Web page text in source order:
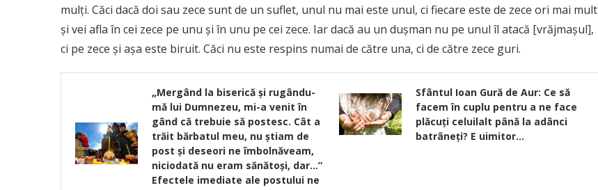
mulţi. Căci dacă doi sau zece sunt de un suflet, unul nu mai este unul, ci fiecare este de zece ori mai mult
şi vei afla în cei zece pe unu şi în unu pe cei zece. Iar dacă au un duşman nu pe unul îl atacă [vrăjmaşul],
ci pe zece şi aşa este biruit. Căci nu este respins numai de către una, ci de către zece guri.
„Mergând la biserică şi rugându-
mă lui Dumnezeu, mi-a venit în
gând că trebuie să postesc. Cât a
trăit bărbatul meu, nu ştiam de
post şi deseori ne îmbolnăveam,
niciodată nu eram sănătoşi, dar…”
Efectele imediate ale postului ne
Sfântul Ioan Gură de Aur: Ce să
facem în cuplu pentru a ne face
plăcuţi celuilalt până la adânci
batrâneți? E uimitor…